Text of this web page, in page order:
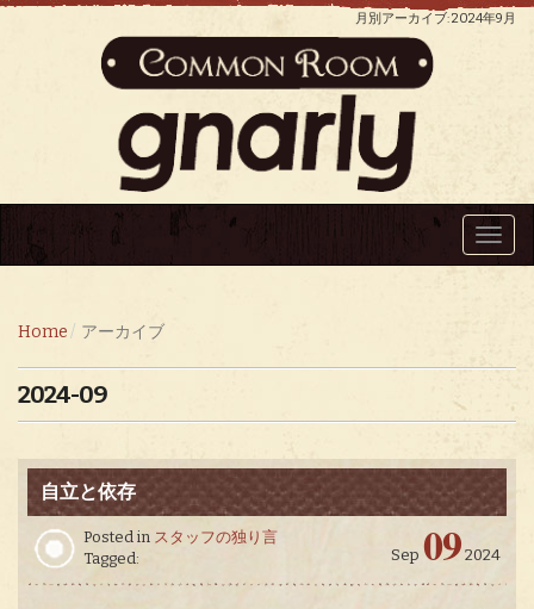
月別アーカイブ: 2024年9月
Home アーカイブ
2024-09
自立と依存
Posted in スタッフの独り言
Tagged:
Sep 09 2024